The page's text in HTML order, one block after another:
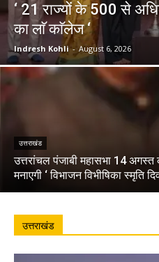
‘ 21 राज्यों के 500 से
का लाॅ काॅलेज ‘
Indresh Kohli - August 6, 2026
उत्तराखंड
उत्तरांचल पंजाबी महासभा 14 अगस्त
मनाएगी ‘ विभाजन विभीषिका स्मृति
उत्तराखंड